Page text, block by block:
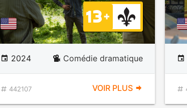
2024 Comédie dramatique
442107 VOIR PLUS